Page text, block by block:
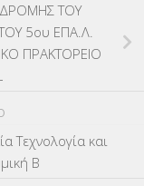
ΤΟΥ
5ου ΕΠΑ.Λ.
ΠΡΑΚΤΟΡΕΙΟ
Τεχνολογία και
Β